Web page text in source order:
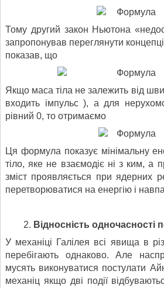
Тому другий закон Ньютона
запропонував переглянути
показав, що
Якщо маса тіла не залежить від
входить імпульс ), а для
рівний 0, то отримаємо
Ця формула показує мінімальну
тіло, яке не взаємодіє ні з ким, а
зміст проявляється при ядерних
перетворюватися на енергію і
Відносність одночасності
У механіці Галілея всі явища в
перебігають однаково. Але
мусять виконуватися постулати
механіц якщо дві події